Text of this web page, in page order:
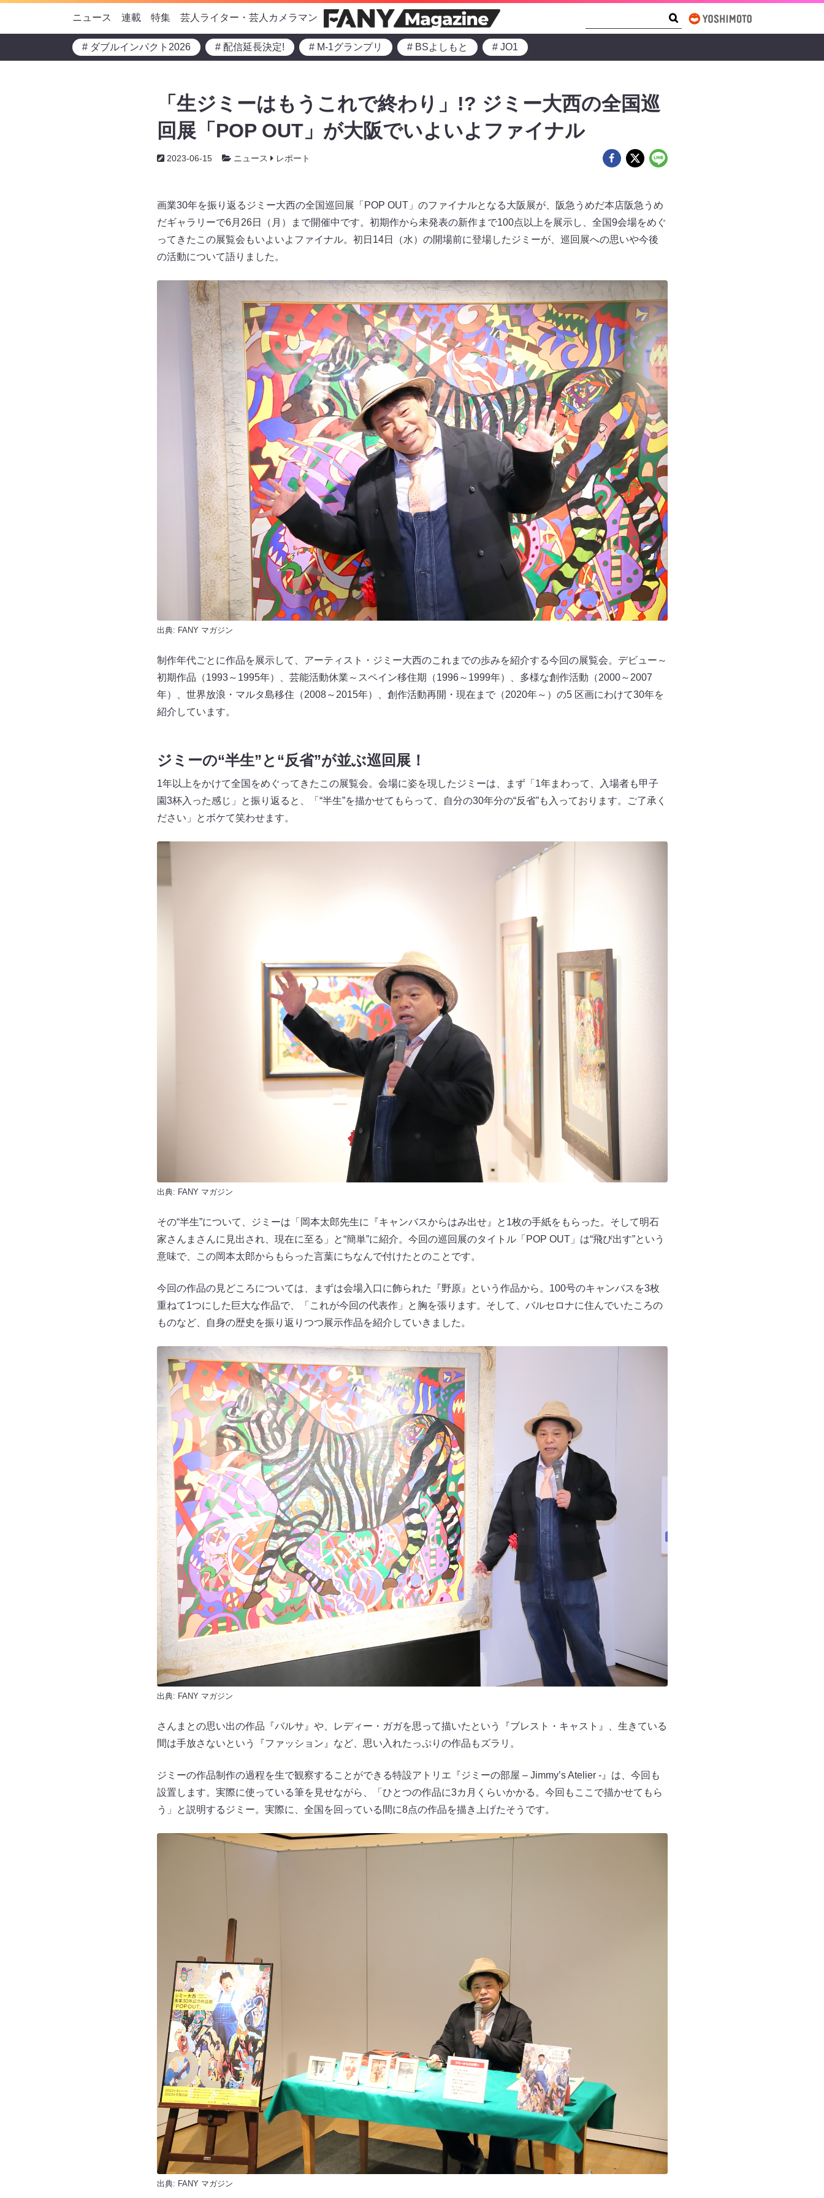
ニュース 連載 特集 芸人ライター・芸人カメラマン
# ダブルインパクト2026 # 配信延長決定! # M-1グランプリ # BSよしもと # JO1
「生ジミーはもうこれで終わり」!? ジミー大西の全国巡
回展「POP OUT」が大阪でいよいよファイナル
2023-06-15 ニュース レポート
画業30年を振り返るジミー大西の全国巡回展「POP OUT」のファイナルとなる大阪展が、阪急うめだ本店阪急うめ
だギャラリーで6月26日（月）まで開催中です。初期作から未発表の新作まで100点以上を展示し、全国9会場をめぐ
ってきたこの展覧会もいよいよファイナル。初日14日（水）の開場前に登場したジミーが、巡回展への思いや今後
の活動について語りました。
出典: FANY マガジン
制作年代ごとに作品を展示して、アーティスト・ジミー大西のこれまでの歩みを紹介する今回の展覧会。デビュー～
初期作品（1993～1995年）、芸能活動休業～スペイン移住期（1996～1999年）、多様な創作活動（2000～2007
年）、世界放浪・マルタ島移住（2008～2015年）、創作活動再開・現在まで（2020年～）の5 区画にわけて30年を
紹介しています。
ジミーの“半生”と“反省”が並ぶ巡回展！
1年以上をかけて全国をめぐってきたこの展覧会。会場に姿を現したジミーは、まず「1年まわって、入場者も甲子
園3杯入った感じ」と振り返ると、「“半生”を描かせてもらって、自分の30年分の“反省”も入っております。ご了承く
ださい」とボケて笑わせます。
出典: FANY マガジン
その“半生”について、ジミーは「岡本太郎先生に『キャンバスからはみ出せ』と1枚の手紙をもらった。そして明石
家さんまさんに見出され、現在に至る」と“簡単”に紹介。今回の巡回展のタイトル「POP OUT」は“飛び出す”という
意味で、この岡本太郎からもらった言葉にちなんで付けたとのことです。
今回の作品の見どころについては、まずは会場入口に飾られた『野原』という作品から。100号のキャンバスを3枚
重ねて1つにした巨大な作品で、「これが今回の代表作」と胸を張ります。そして、バルセロナに住んでいたころの
ものなど、自身の歴史を振り返りつつ展示作品を紹介していきました。
出典: FANY マガジン
さんまとの思い出の作品『バルサ』や、レディー・ガガを思って描いたという『ブレスト・キャスト』、生きている
間は手放さないという『ファッション』など、思い入れたっぷりの作品もズラリ。
ジミーの作品制作の過程を生で観察することができる特設アトリエ『ジミーの部屋 – Jimmy’s Atelier -』は、今回も
設置します。実際に使っている筆を見せながら、「ひとつの作品に3カ月くらいかかる。今回もここで描かせてもら
う」と説明するジミー。実際に、全国を回っている間に8点の作品を描き上げたそうです。
出典: FANY マガジン